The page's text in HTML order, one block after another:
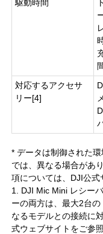
駆動時間
対応するアクセサ
リー[4]
* データは制御された
では、異なる場合があ
項については、DJI公式
1. DJI Mic Mini レシー
ーの両方は、最大2台
なるモデルとの接続に
式ウェブサイトをご参